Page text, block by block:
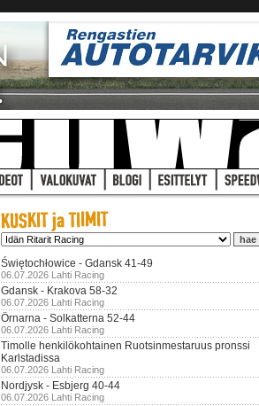
Świętochłowice - Gdansk 41-49
06.07.2026 Lahti Racing
Gdansk - Krakova 58-32
06.07.2026 Lahti Racing
Örnarna - Solkatterna 52-44
06.07.2026 Lahti Racing
Timolle henkilökohtainen Ruotsinmestaruus pronssi
Karlstadissa
06.07.2026 Lahti Racing
Nordjysk - Esbjerg 40-44
06.07.2026 Lahti Racing